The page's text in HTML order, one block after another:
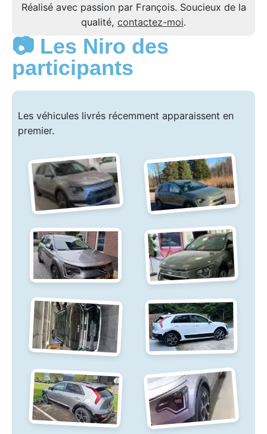
Réalisé avec passion par François. Soucieux de la
qualité, contactez-moi.
📷 Les Niro des
participants
Les véhicules livrés récemment apparaissent en
premier.